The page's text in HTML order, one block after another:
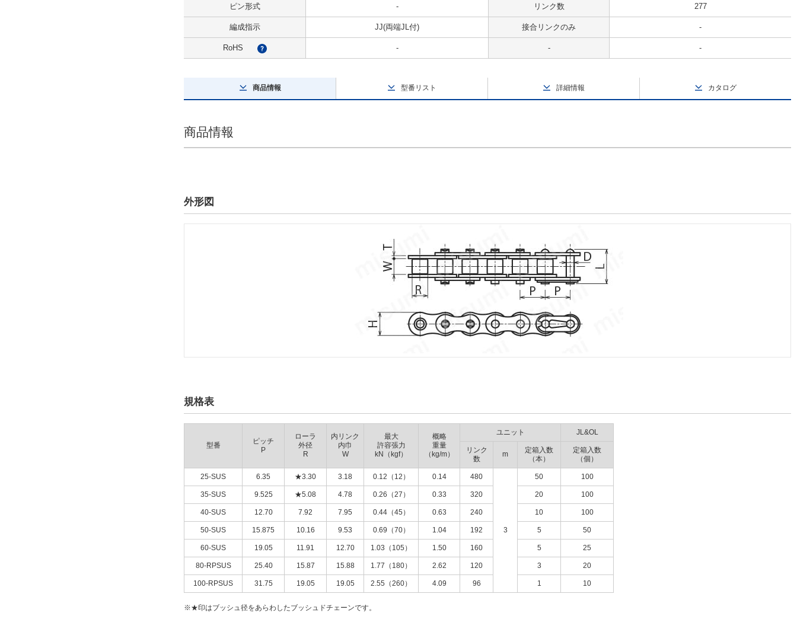
ピン形式 - リンク数 277
編成指示 JJ(両端JL付) 接合リンクのみ -
RoHS ? - - -
商品情報 型番リスト 詳細情報 カタログ
商品情報
外形図
規格表
型番
ピッチ
P
ローラ
外径
R
内リンク
内巾
W
最大
許容張力
kN（kgf）
概略
重量
（kg/m）
ユニット JL&OL
リンク
数
m
定箱入数
（本）
定箱入数
（個）
25-SUS 6.35 ★3.30 3.18 0.12（12） 0.14 480
3
50 100
35-SUS 9.525 ★5.08 4.78 0.26（27） 0.33 320 20 100
40-SUS 12.70 7.92 7.95 0.44（45） 0.63 240 10 100
50-SUS 15.875 10.16 9.53 0.69（70） 1.04 192 5 50
60-SUS 19.05 11.91 12.70 1.03（105） 1.50 160 5 25
80-RPSUS 25.40 15.87 15.88 1.77（180） 2.62 120 3 20
100-RPSUS 31.75 19.05 19.05 2.55（260） 4.09 96 1 10
※★印はブッシュ径をあらわしたブッシュドチェーンです。